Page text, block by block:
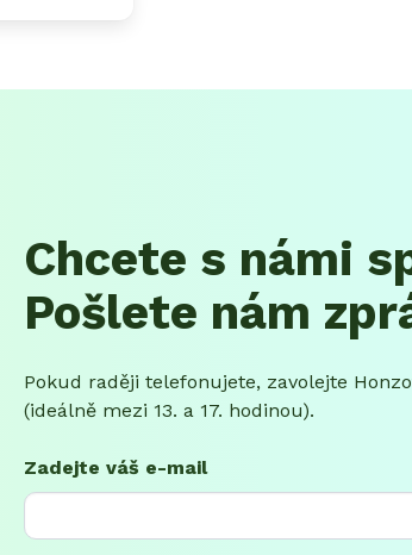
Chcete s námi
Pošlete nám
Pokud raději telefonujete, zavolejte
(ideálně mezi 13. a 17. hodinou).
Zadejte váš e-mail